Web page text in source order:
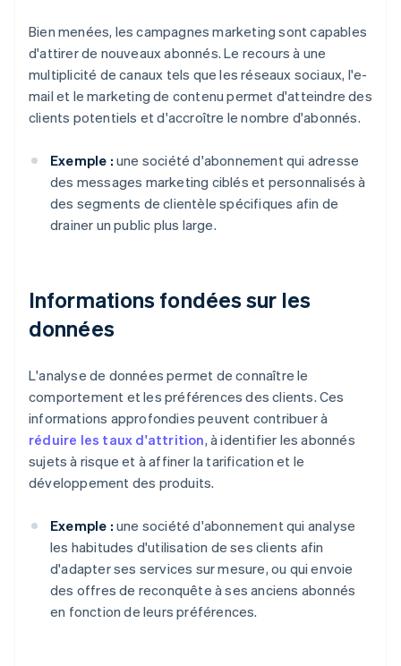
Bien menées, les campagnes marketing sont capables
d'attirer de nouveaux abonnés. Le recours à une
multiplicité de canaux tels que les réseaux sociaux, l'e-
mail et le marketing de contenu permet d'atteindre des
clients potentiels et d'accroître le nombre d'abonnés.
Exemple : une société d'abonnement qui adresse
des messages marketing ciblés et personnalisés à
des segments de clientèle spécifiques afin de
drainer un public plus large.
Informations fondées sur les
données
L'analyse de données permet de connaître le
comportement et les préférences des clients. Ces
informations approfondies peuvent contribuer à
réduire les taux d'attrition, à identifier les abonnés
sujets à risque et à affiner la tarification et le
développement des produits.
Exemple : une société d'abonnement qui analyse
les habitudes d'utilisation de ses clients afin
d'adapter ses services sur mesure, ou qui envoie
des offres de reconquête à ses anciens abonnés
en fonction de leurs préférences.